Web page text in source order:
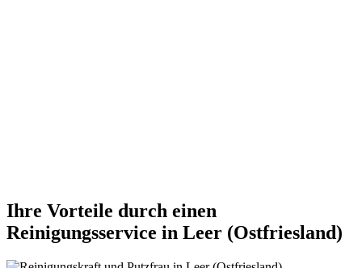
Ihre Vorteile durch einen
Reinigungsservice in Leer (Ostfriesland)